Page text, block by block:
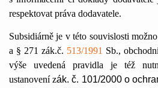
respektovat práva dodavatele.
Subsidiárně je v této souvislosti
a § 271 zák.č. 513/1991 Sb.,
výše uvedená pravidla je též
ustanovení zák. č. 101/2000 o